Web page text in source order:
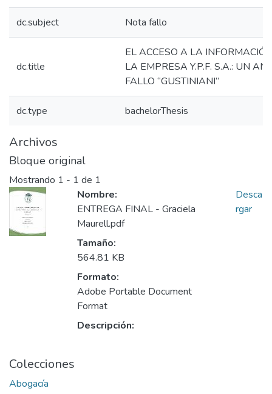
dc.subject Nota fallo
dc.title
EL ACCESO A LA
LA EMPRESA Y.P.F. S.A.: UN
FALLO “GUSTINIANI”
dc.type bachelorThesis
Archivos
Bloque original
Mostrando 1 - 1 de 1
Nombre:
ENTREGA FINAL - Graciela
Maurell.pdf
Tamaño:
564.81 KB
Formato:
Adobe Portable Document
Format
Descripción:
Desca
rgar
Colecciones
Abogacía